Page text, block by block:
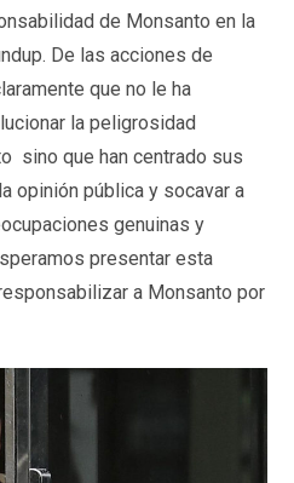
de Monsanto en la
De las acciones de
que no le ha
la peligrosidad
sino que han centrado sus
opinión pública y socavar a
genuinas y
presentar esta
a Monsanto por